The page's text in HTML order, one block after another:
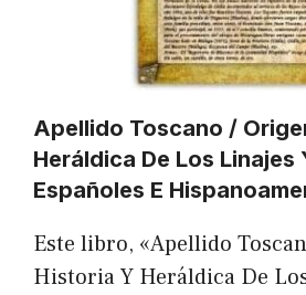
Apellido Toscano /
Heráldica De Los Linajes
Españoles E
Este libro, «Apellido
Historia Y Heráldica De